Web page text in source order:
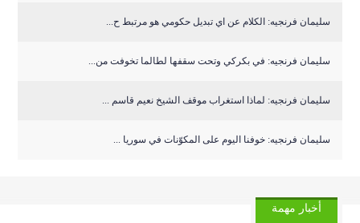
سليمان فرنجيه: الكلام عن اي تبديل حكومي هو مرتبط ح...
سليمان فرنجيه: في بكركي وتحت سقفها لطالما تخوفت من...
سليمان فرنجيه: لماذا استغراب موقف الشيخ نعيم قاسم ...
سليمان فرنجيه: خوفنا اليوم على المكوّنات في سوريا ...
أخبار مهمة